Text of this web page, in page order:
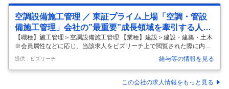
空調設備施工管理 ／ 東証プライム上場「空調・管設
備施工管理」会社の”最重要”成長領域を牽引する人材
募集年間休日125日2025年過去最高益四国電力グルー
プの中核企業全国展開を行う総合設備企業
【職種】施工管理＞空調設備施工管理 【業種】建設＞建設・建築・土木
※会員属性などに応じ、当該求人をビズリーチ上で閲覧された際に内容
が異なる場合があります 【採用背景】 〜「空調・管工事」の強化が、会
社の次なる成長エンジン〜 四国電力グループの総合設備企業として、20
25年3月期に過去最高益（営業利益80億円）を達成した当社 。 現在の中
期経営指針では「空調・管工事の強化」を最重要課題の一つに掲げてい
提供：ビズリーチ 給与等の情報を見る
この会社の求人情報をもっと見る